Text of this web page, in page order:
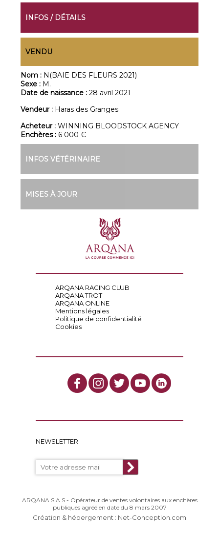
INFOS / DÉTAILS
VENDU
Nom : N(BAIE DES FLEURS 2021)
Sexe : M.
Date de naissance :28 avril 2021
Vendeur : Haras des Granges
Acheteur :WINNING BLOODSTOCK AGENCY
Enchères : 6 000 €
INFOS VÉTÉRINAIRE
MISES À JOUR
ARQANA RACING CLUB
ARQANA TROT
ARQANA ONLINE
Mentions légales
Politique de confidentialité
Cookies
NEWSLETTER
ARQANA S.A.S - Opérateur de ventes volontaires aux enchères
publiques agréé en date du 8 mars 2007
Création & hébergement : Net-Conception.com